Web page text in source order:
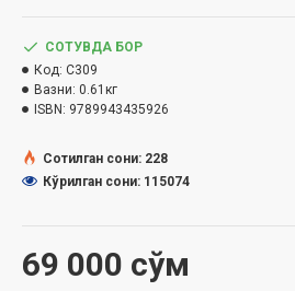
Сура «Ниса»
Пятый джуз
Шестой джуз
Указатель имен
Предметный указатель
69 000 сўм
СОТУВДА БОР
Код: C309
Вазни: 0.61кг
ISBN: 9789943435926
Сотилган сони: 228
Кўрилган сони: 115074